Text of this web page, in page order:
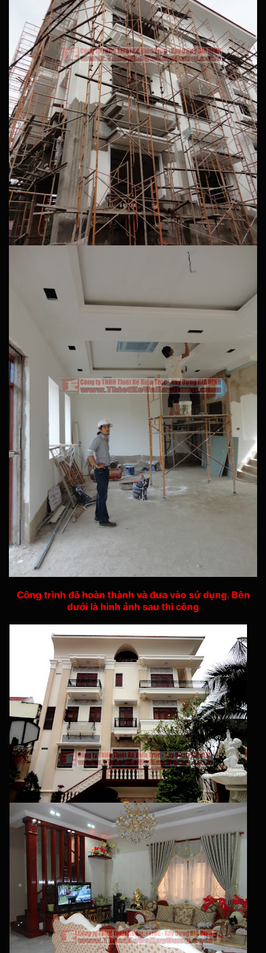
Công trình đã hoàn thành và đưa vào sử dụng. Bên
dưới là hình ảnh sau thi công